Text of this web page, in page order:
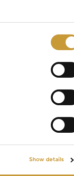
Show details